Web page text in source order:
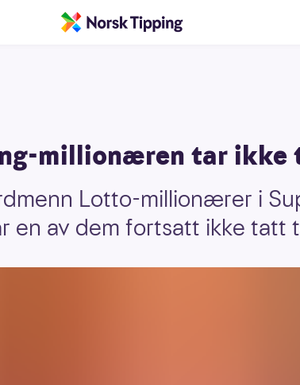
millionæren tar ikke
Lotto-millionærer i
en av dem fortsatt ikke tatt